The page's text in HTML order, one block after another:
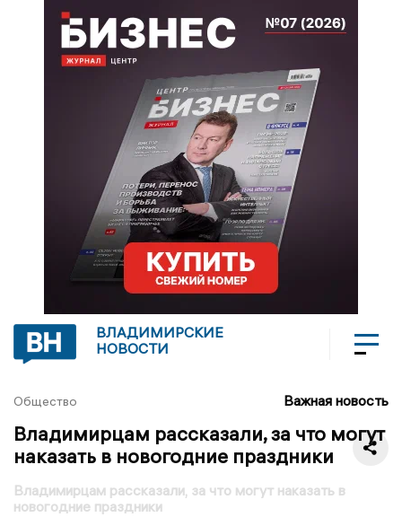
ВЛАДИМИРСКИЕ
НОВОСТИ
Общество Важная новость
Владимирцам рассказали, за что могут
наказать в новогодние праздники
Владимирцам рассказали, за что могут наказать в
новогодние праздники